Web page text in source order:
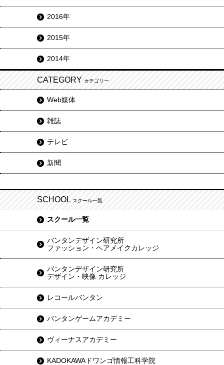
2016年
2015年
2014年
CATEGORY カテゴリー
Web媒体
雑誌
テレビ
新聞
SCHOOL スクール一覧
スクール一覧
バンタンデザイン研究所
ファッション・ヘアメイクカレッジ
バンタンデザイン研究所
デザイン・映像 カレッジ
レコールバンタン
バンタンゲームアカデミー
ヴィーナスアカデミー
KADOKAWAドワンゴ情報工科学院